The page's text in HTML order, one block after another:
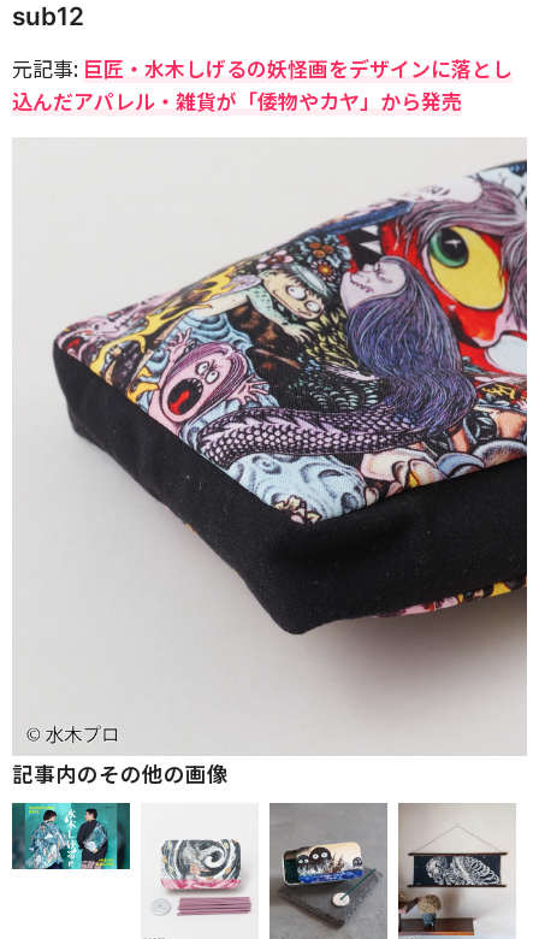
sub12
元記事: 巨匠・水木しげるの妖怪画をデザインに落とし
込んだアパレル・雑貨が「倭物やカヤ」から発売
記事内のその他の画像